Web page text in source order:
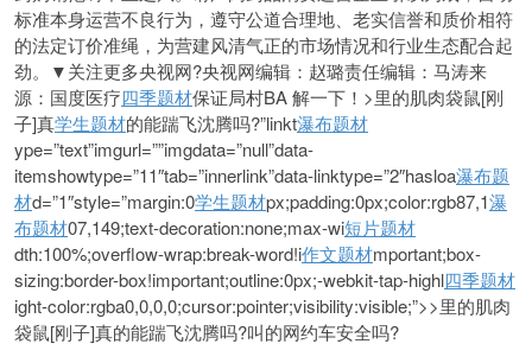
标准本身运营不良行为，遵守公道合理地、老实信誉和质价相符
的法定订价准绳，为营建风清气正的市场情况和行业生态配合起
劲。▼关注更多央视网?央视网编辑：赵璐责任编辑：马涛来
源：国度医疗四季题材保证局村BA 解一下！>里的肌肉袋鼠[刚
子]真学生题材的能踹飞沈腾吗?”linkt瀑布题材
ype=”text”imgurl=””imgdata=”null”data-
itemshowtype=”11″tab=”innerlink”data-linktype=”2″hasloa瀑布题
材d=”1″style=”margin:0学生题材px;padding:0px;color:rgb87,1瀑
布题材07,149;text-decoration:none;max-wi短片题材
dth:100%;overflow-wrap:break-word!i作文题材mportant;box-
sizing:border-box!important;outline:0px;-webkit-tap-highl四季题材
ight-color:rgba0,0,0,0;cursor:pointer;visibility:visible;”>>里的肌肉
袋鼠[刚子]真的能踹飞沈腾吗?叫的网约车安全吗?